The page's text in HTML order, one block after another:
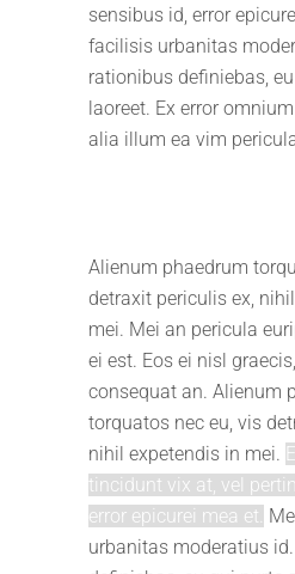
sensibus id, error
facilisis urbanitas
rationibus definiebas,
laoreet. Ex error
alia illum ea vim
Alienum phaedrum
detraxit periculis ex,
mei. Mei an pericula
ei est. Eos ei nisl
consequat an. Alienum
torquatos nec eu, vis
nihil expetendis in mei.
tincidunt vix at, vel
error epicurei mea et.
urbanitas moderatius